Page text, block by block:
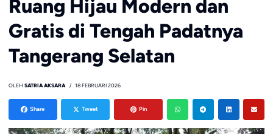
Ruang Hijau Modern dan
Gratis di Tengah Padatnya
Tangerang Selatan
OLEH SATRIA AKSARA 18 FEBRUARI 2026
Share Tweet Pin